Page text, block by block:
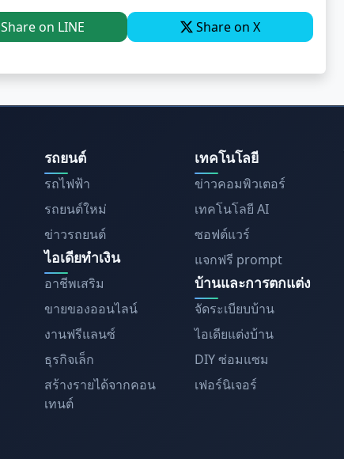
Share on LINE Share on X
รถยนต์
รถไฟฟ้า
รถยนต์ใหม่
ข่าวรถยนต์
ไอเดียทำเงิน
อาชีพเสริม
ขายของออนไลน์
งานฟรีแลนซ์
ธุรกิจเล็ก
สร้างรายได้จากคอน
เทนต์
เทคโนโลยี
ข่าวคอมพิวเตอร์
เทคโนโลยี AI
ซอฟต์แวร์
แจกฟรี prompt
บ้านและการตกแต่ง
จัดระเบียบบ้าน
ไอเดียแต่งบ้าน
DIY ซ่อมแซม
เฟอร์นิเจอร์